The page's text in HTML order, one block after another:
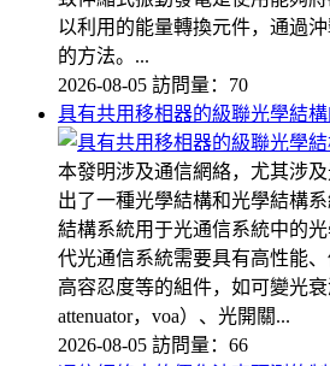
以利用的能量轉換元件，通過
的方法。...
2026-08-05 訪問量：70
具有共用移相器的級聯光學結
本發明涉及通信網絡，尤其涉
出了一種光學結構和光學結構
結構系統用于光通信系統中的
代光通信系統需要具有高性能
高容忍度等的組件，如可變光衰
attenuator，voa）、光開關...
2026-08-05 訪問量：66